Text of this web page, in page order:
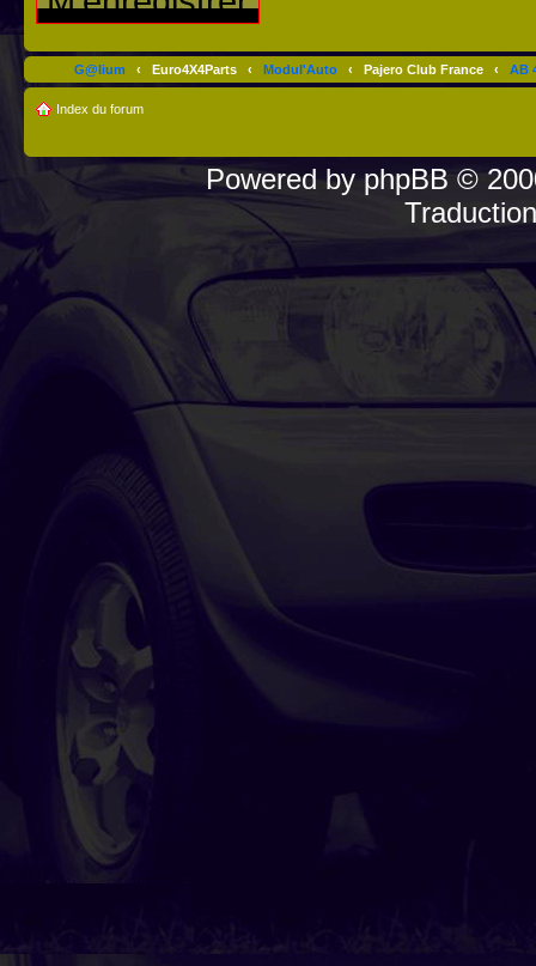
G@lium ‹ Euro4X4Parts ‹ Modul'Auto ‹ Pajero Club France ‹ AB
Index du forum
Powered byphpBB©